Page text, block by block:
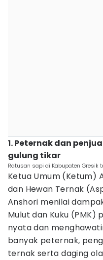
1. Peternak dan
gulung tikar
Ratusan sapi di Kabupaten Gresik
Ketua Umum (Ketum)
dan Hewan Ternak
Anshori menilai
Mulut dan Kuku (PMK)
nyata dan
banyak peternak,
ternak serta daging